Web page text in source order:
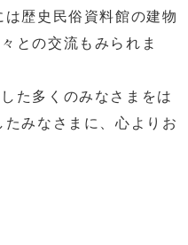
歴史民俗資料館の建物
との交流もみられま
た多くのみなさまをは
みなさまに、心よりお